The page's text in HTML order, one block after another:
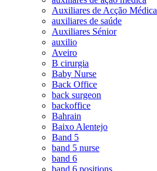
Auxiliares de Acção Médica
auxiliares de saúde
Auxiliares Sénior
auxilio
Aveiro
B cirurgia
Baby Nurse
Back Office
back surgeon
backoffice
Bahrain
Baixo Alentejo
Band 5
band 5 nurse
band 6
band 6 positions